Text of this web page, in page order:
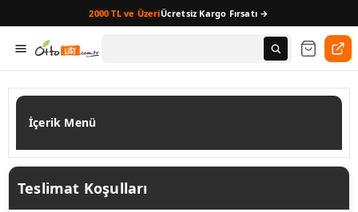
2000 TL ve ÜzeriÜcretsiz Kargo Fırsatı →
İçerik Menü
Teslimat Koşulları